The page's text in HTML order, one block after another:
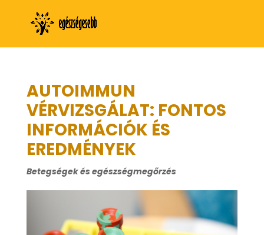
AUTOIMMUN
VÉRVIZSGÁLAT: FONTOS
INFORMÁCIÓK ÉS
EREDMÉNYEK
Betegségek és egészségmegőrzés